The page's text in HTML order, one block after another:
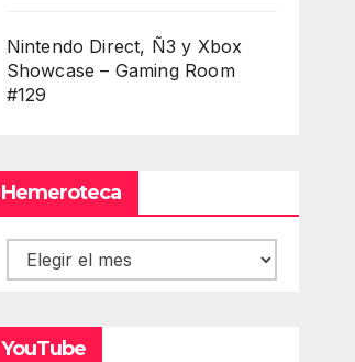
Nintendo Direct, Ñ3 y Xbox
Showcase – Gaming Room
#129
Hemeroteca
Hemeroteca
YouTube